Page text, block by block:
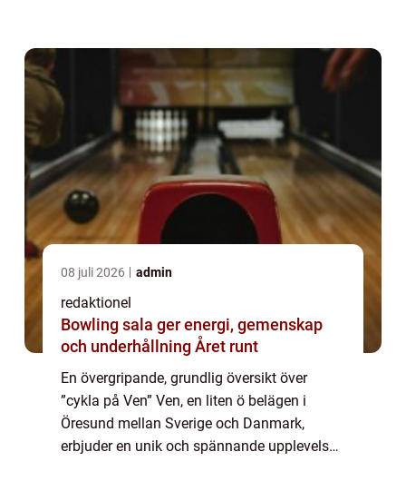
08 juli 2026 admin
redaktionel
Bowling sala ger energi, gemenskap
och underhållning Året runt
En övergripande, grundlig översikt över
”cykla på Ven” Ven, en liten ö belägen i
Öresund mellan Sverige och Danmark,
erbjuder en unik och spännande upplevelse